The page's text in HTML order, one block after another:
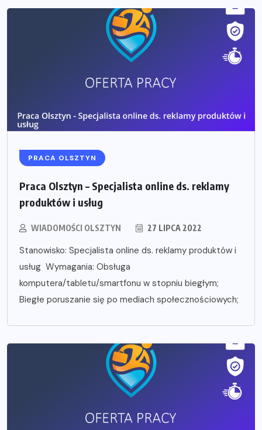
PRACA OLSZTYN
Praca Olsztyn – Specjalista online ds. reklamy
produktów i usług
WIADOMOŚCI OLSZTYN 27 LIPCA 2022
Stanowisko: Specjalista online ds. reklamy produktów i
usług Wymagania: Obsługa
komputera/tabletu/smartfonu w stopniu biegłym;
Biegłe poruszanie się po mediach społecznościowych;